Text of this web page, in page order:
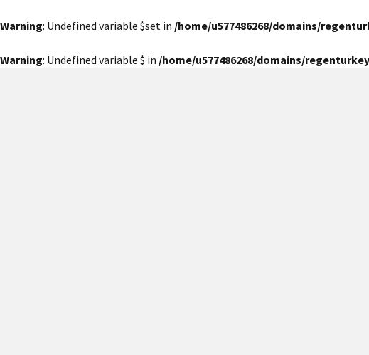
Warning: Undefined variable $set in /home/u577486268/domains/
Warning: Undefined variable $ in /home/u577486268/domains/